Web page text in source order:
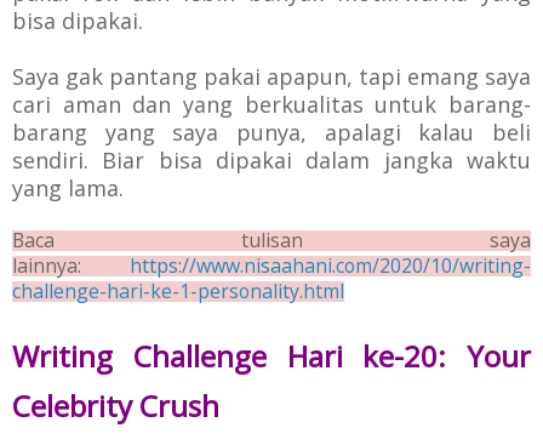
bisa dipakai.
Saya gak pantang pakai apapun, tapi emang saya
cari aman dan yang berkualitas untuk barang-
barang yang saya punya, apalagi kalau beli
sendiri. Biar bisa dipakai dalam jangka waktu
yang lama.
Baca tulisan saya
lainnya: https://www.nisaahani.com/2020/10/writing-
challenge-hari-ke-1-personality.html
Writing Challenge Hari ke-20: Your
Celebrity Crush